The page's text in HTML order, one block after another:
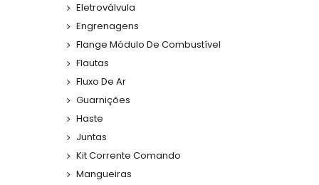
Eletroválvula
Engrenagens
Flange Módulo De Combustível
Flautas
Fluxo De Ar
Guarnições
Haste
Juntas
Kit Corrente Comando
Mangueiras